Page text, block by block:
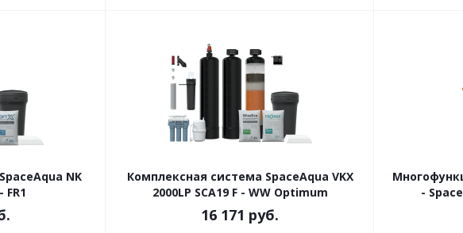
NK
FR1
Комплексная система SpaceAqua VKX
2000LP SCA19 F - WW Optimum
16 171 руб.
-